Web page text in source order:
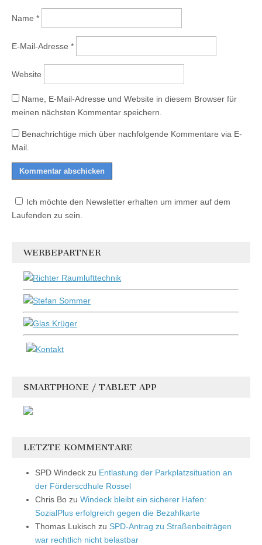
Name *
E-Mail-Adresse *
Website
Name, E-Mail-Adresse und Website in diesem Browser für
meinen nächsten Kommentar speichern.
Benachrichtige mich über nachfolgende Kommentare via E-
Mail.
Ich möchte den Newsletter erhalten um immer auf dem
Laufenden zu sein.
WERBEPARTNER
SMARTPHONE / TABLET APP
LETZTE KOMMENTARE
SPD Windeck zu Entlastung der Parkplatzsituation an
der Förderscdhule Rossel
Chris Bo zu Windeck bleibt ein sicherer Hafen:
SozialPlus erfolgreich gegen die Bezahlkarte
Thomas Lukisch zu SPD-Antrag zu Straßenbeiträgen
war rechtlich nicht belastbar